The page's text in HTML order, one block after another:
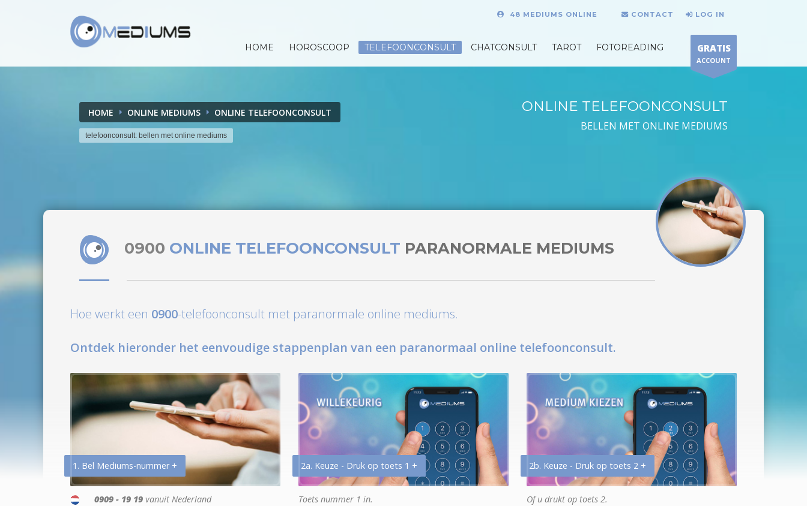
48 MEDIUMS ONLINE CONTACT LOG IN
HOME HOROSCOOP TELEFOONCONSULT CHATCONSULT TAROT FOTOREADING GRATIS
ACCOUNT
HOME ONLINE MEDIUMS ONLINE TELEFOONCONSULT
telefoonconsult: bellen met online mediums
ONLINE TELEFOONCONSULT
BELLEN MET ONLINE MEDIUMS
0900 ONLINE TELEFOONCONSULT PARANORMALE MEDIUMS
Hoe werkt een 0900-telefoonconsult met paranormale online mediums.
Ontdek hieronder het eenvoudige stappenplan van een paranormaal online telefoonconsult.
1. Bel Mediums-nummer +
0909 - 19 19 vanuit Nederland
2a. Keuze - Druk op toets 1 +
Toets nummer 1 in.
2b. Keuze - Druk op toets 2 +
Of u drukt op toets 2.